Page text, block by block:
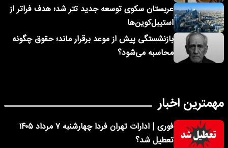
عربستان سکوی توسعه جدید تتر شد؛ هدف فراتر از
استیبل‌کوین‌ها
بازنشستگی پیش از موعد برقرار ماند؛ حقوق چگونه
محاسبه می‌شود؟
مهمترین اخبار
فوری | ادارات تهران فردا چهارشنبه ۷ مرداد ۱۴۰۵
تعطیل شد؟